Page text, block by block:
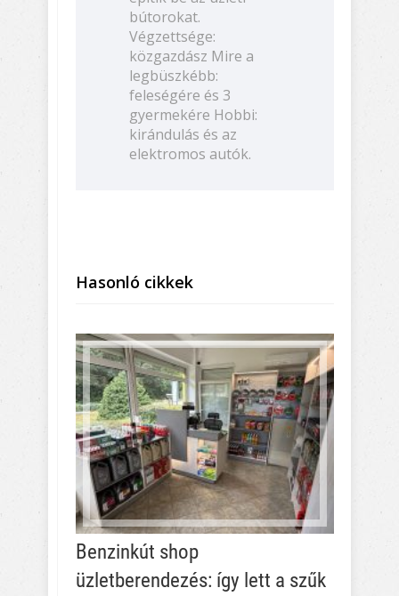
bútorokat.
Végzettsége:
közgazdász Mire a
legbüszkébb:
feleségére és 3
gyermekére Hobbi:
kirándulás és az
elektromos autók.
Hasonló cikkek
Benzinkút shop
üzletberendezés: így lett a szűk